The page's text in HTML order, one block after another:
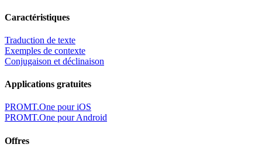
Caractéristiques
Traduction de texte
Exemples de contexte
Conjugaison et déclinaison
Applications gratuites
PROMT.One pour iOS
PROMT.One pour Android
Offres